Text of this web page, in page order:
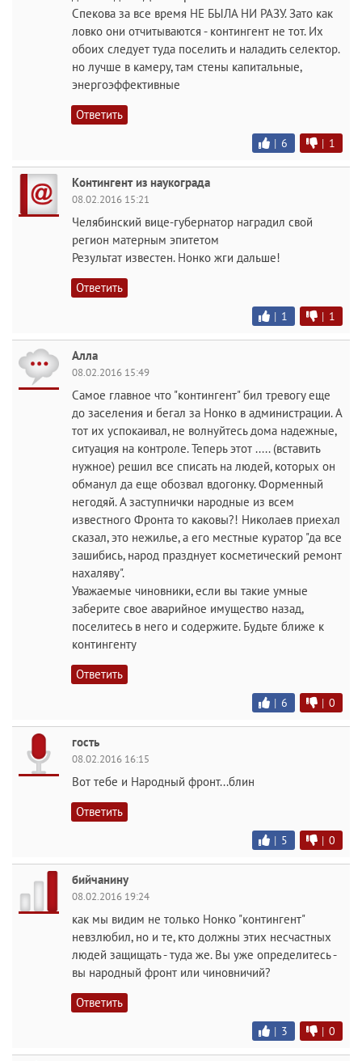
Спекова за все время НЕ БЫЛА НИ РАЗУ. Зато как
ловко они отчитываются - контингент не тот. Их
обоих следует туда поселить и наладить селектор.
но лучше в камеру, там стены капитальные,
энергоэффективные
Ответить
| 6 | 1
Контингент из наукограда
08.02.2016 15:21
Челябинский вице-губернатор наградил свой
регион матерным эпитетом
Результат известен. Нонко жги дальше!
Ответить
| 1 | 1
Алла
08.02.2016 15:49
Самое главное что "контингент" бил тревогу еще
до заселения и бегал за Нонко в администрации. А
тот их успокаивал, не волнуйтесь дома надежные,
ситуация на контроле. Теперь этот ..... (вставить
нужное) решил все списать на людей, которых он
обманул да еще обозвал вдогонку. Форменный
негодяй. А заступнички народные из всем
известного Фронта то каковы?! Николаев приехал
сказал, это нежилье, а его местные куратор "да все
зашибись, народ празднует косметический ремонт
нахаляву".
Уважаемые чиновники, если вы такие умные
заберите свое аварийное имущество назад,
поселитесь в него и содержите. Будьте ближе к
контингенту
Ответить
| 6 | 0
гость
08.02.2016 16:15
Вот тебе и Народный фронт...блин
Ответить
| 5 | 0
бийчанину
08.02.2016 19:24
как мы видим не только Нонко "контингент"
невзлюбил, но и те, кто должны этих несчастных
людей защищать - туда же. Вы уже определитесь -
вы народный фронт или чиновничий?
Ответить
| 3 | 0